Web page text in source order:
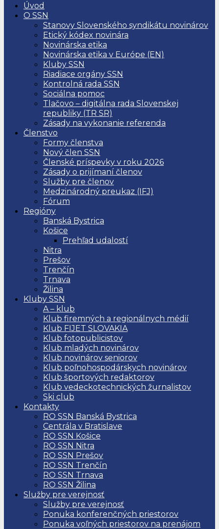
Úvod
O SSN
Stanovy Slovenského syndikátu novinárov
Etický kódex novinára
Novinárska etika
Novinárska etika v Európe (EN)
Kluby SSN
Riadiace orgány SSN
Kontrolná rada SSN
Sociálna pomoc
Tlačovo – digitálna rada Slovenskej
republiky (TR SR)
Zásady na vykonanie referenda
Členstvo
Formy členstva
Nový člen SSN
Členské príspevky v roku 2026
Zásady o prijímaní členov
Služby pre členov
Medzinárodný preukaz (IFJ)
Fórum
Regióny
Banská Bystrica
Košice
Prehľad udalostí
Nitra
Prešov
Trenčín
Trnava
Žilina
Kluby SSN
A – klub
Klub firemných a regionálnych médií
Klub FIJET SLOVAKIA
Klub fotopublicistov
Klub mladých novinárov
Klub novinárov seniorov
Klub poľnohospodárskych novinárov
Klub športových redaktorov
Klub vedeckotechnických žurnalistov
Ski club
Kontakty
RO SSN Banská Bystrica
Centrála v Bratislave
RO SSN Košice
RO SSN Nitra
RO SSN Prešov
RO SSN Trenčín
RO SSN Trnava
RO SSN Žilina
Služby pre verejnosť
Služby pre verejnosť
Ponuka konferenčných priestorov
Ponuka voľných priestorov na prenájom